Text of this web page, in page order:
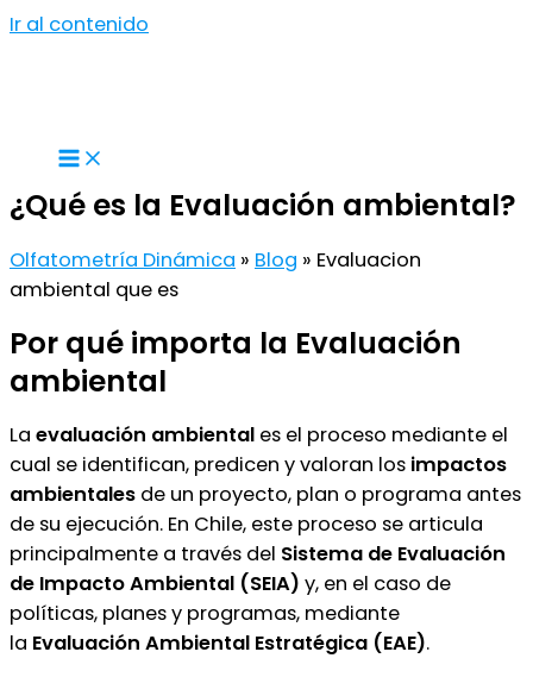
Ir al contenido
¿Qué es la Evaluación ambiental?
Olfatometría Dinámica » Blog » Evaluacion
ambiental que es
Por qué importa la Evaluación
ambiental
La evaluación ambiental es el proceso mediante el
cual se identifican, predicen y valoran los impactos
ambientales de un proyecto, plan o programa antes
de su ejecución. En Chile, este proceso se articula
principalmente a través del Sistema de Evaluación
de Impacto Ambiental (SEIA) y, en el caso de
políticas, planes y programas, mediante
la Evaluación Ambiental Estratégica (EAE).